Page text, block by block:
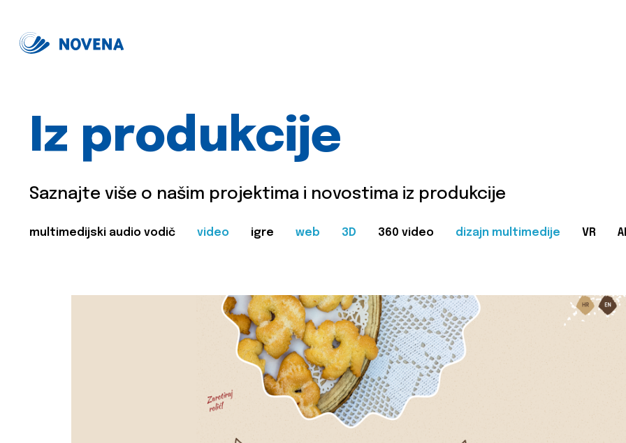
Iz produkcije
Saznajte više o našim projektima i novostima iz produkcije
multimedijski audio vodič video igre web 3D 360 video dizajn multimedije VR